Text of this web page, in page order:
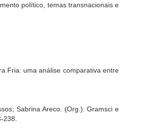
político, temas transnacionais e
Fria: uma análise comparativa entre
Sabrina Areco. (Org.). Gramsci e